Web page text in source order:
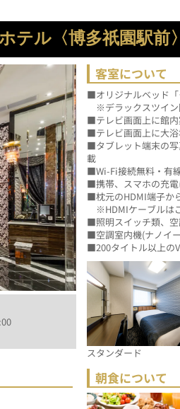
テル〈博多祇園駅前〉
客室について
■オリジナルベッド
※デラックスツイン
■テレビ画面上に館
■テレビ画面上に大
■タブレット端末の
載
■Wi-Fi接続無料・有
■携帯、スマホの充電
■枕元のHDMI端子か
※HDMIケーブルは
■照明スイッチ類、
■空調室内機(ナノイ
■200タイトル以上の
スタンダード
朝食について